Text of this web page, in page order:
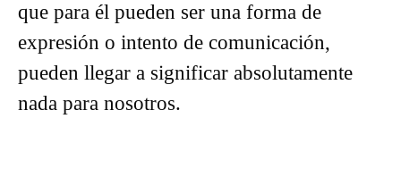
que para él pueden ser una forma de
expresión o intento de comunicación,
pueden llegar a significar absolutamente
nada para nosotros.